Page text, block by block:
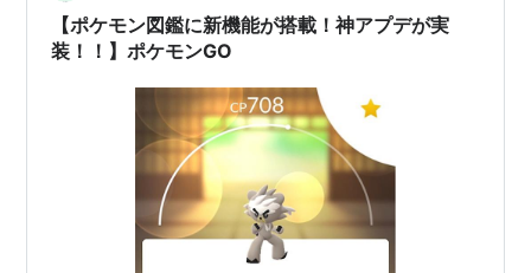
【ポケモン図鑑に新機能が搭載！神アプデが実
装！！】ポケモンGO